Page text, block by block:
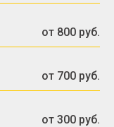
от 800 руб.
от 700 руб.
от 300 руб.